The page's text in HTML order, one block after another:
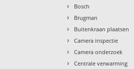
› Bosch
› Brugman
› Buitenkraan plaatsen
› Camera inspectie
› Camera onderzoek
› Centrale verwarming